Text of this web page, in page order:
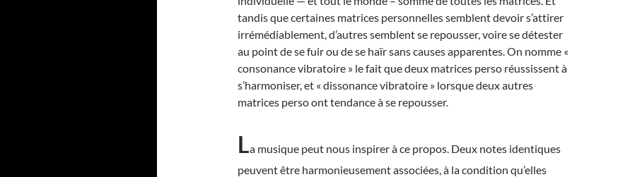
tandis que certaines matrices personnelles semblent devoir s’attirer
irrémédiablement, d’autres semblent se repousser, voire se détester
au point de se fuir ou de se haïr sans causes apparentes. On nomme «
consonance vibratoire » le fait que deux matrices perso réussissent à
s’harmoniser, et « dissonance vibratoire » lorsque deux autres
matrices perso ont tendance à se repousser.
La musique peut nous inspirer à ce propos. Deux notes identiques
peuvent être harmonieusement associées, à la condition qu’elles